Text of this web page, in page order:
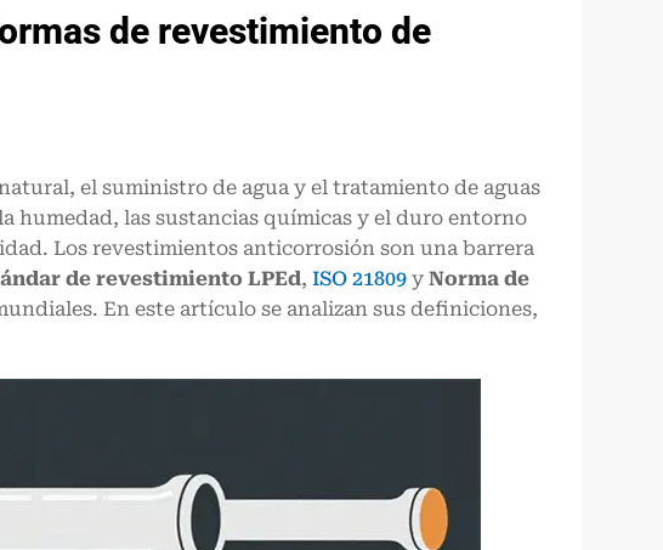
de revestimiento de
el suministro de agua y el tratamiento de aguas
humedad, las sustancias químicas y el duro entorno
Los revestimientos anticorrosión son una barrera
de revestimiento LPEd, ISO 21809y Norma de
En este artículo se analizan sus definiciones,